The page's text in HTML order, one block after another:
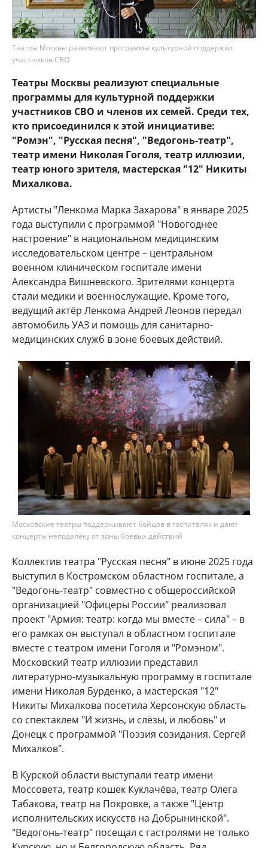
Театры Москвы развивают программы культурной поддержки
участников СВО
Театры Москвы реализуют специальные
программы для культурной поддержки
участников СВО и членов их семей. Среди тех,
кто присоединился к этой инициативе:
"Ромэн", "Русская песня", "Ведогонь-театр",
театр имени Николая Гоголя, театр иллюзии,
театр юного зрителя, мастерская "12" Никиты
Михалкова.
Артисты "Ленкома Марка Захарова" в январе 2025
года выступили с программой "Новогоднее
настроение" в национальном медицинским
исследовательском центре – центральном
военном клиническом госпитале имени
Александра Вишневского. Зрителями концерта
стали медики и военнослужащие. Кроме того,
ведущий актёр Ленкома Андрей Леонов передал
автомобиль УАЗ и помощь для санитарно-
медицинских служб в зоне боевых действий.
Московские театры поддерживают бойцов в госпиталях и дают
концерты неподалёку от зоны боевых действий
Коллектив театра "Русская песня" в июне 2025 года
выступил в Костромском областном госпитале, а
"Ведогонь-театр" совместно с общероссийской
организацией "Офицеры России" реализовал
проект "Армия: театр: когда мы вместе – сила" – в
его рамках он выступал в областном госпитале
вместе с театром имени Гоголя и "Ромэном".
Московский театр иллюзии представил
литературно-музыкальную программу в госпитале
имени Николая Бурденко, а мастерская "12"
Никиты Михалкова посетила Херсонскую область
со спектаклем "И жизнь, и слёзы, и любовь" и
Донецк с программой "Поэзия созидания. Сергей
Михалков".
В Курской области выступали театр имени
Моссовета, театр кошек Куклачёва, театр Олега
Табакова, театр на Покровке, а также "Центр
исполнительских искусств на Добрынинской".
"Ведогонь-театр" посещал с гастролями не только